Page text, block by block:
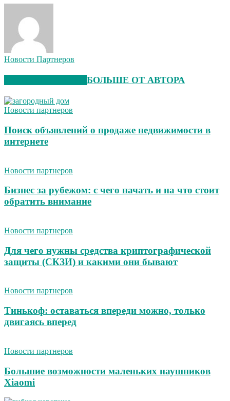
Новости Партнеров
БОЛЬШЕ ОТ АВТОРА
Новости партнеров
Поиск объявлений о продаже недвижимости в
интернете
Новости партнеров
Бизнес за рубежом: с чего начать и на что стоит
обратить внимание
Новости партнеров
Для чего нужны средства криптографической
защиты (СКЗИ) и какими они бывают
Новости партнеров
Тинькоф: оставаться впереди можно, только
двигаясь вперед
Новости партнеров
Большие возможности маленьких наушников
Xiaomi